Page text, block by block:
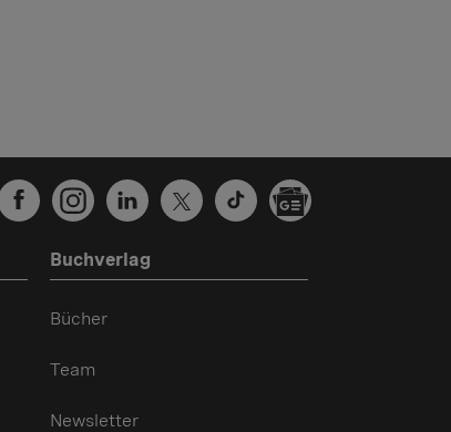
Buchverlag
Bücher
Team
Newsletter